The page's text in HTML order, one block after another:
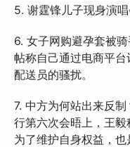
5. 谢霆锋儿子现身演
6. 女子网购避孕套被
帖称自己通过电商平
配送员的骚扰。
7. 中方为何站出来反
行第六次会晤上，王
为了维护自身权益，也